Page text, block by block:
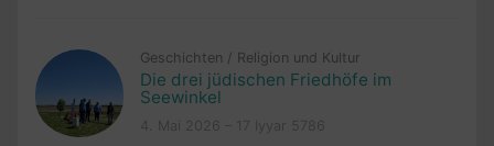
Geschichten / Religion und Kultur
Die drei jüdischen Friedhöfe im
Seewinkel